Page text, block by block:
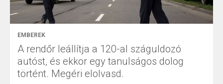
EMBEREK
A rendőr leállítja a 120-al száguldozó
autóst, és ekkor egy tanulságos dolog
történt. Megéri elolvasd.